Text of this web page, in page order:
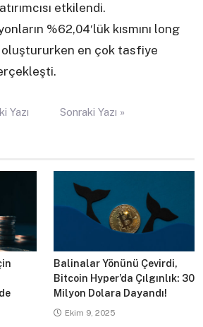
etkilendi.
%62,04′lük kısmını long
en çok tasfiye
Yazı Sonraki Yazı »
Balinalar Yönünü Çevirdi,
Bitcoin Hyper’da Çılgınlık: 30
Milyon Dolara Dayandı!
Ekim 9, 2025